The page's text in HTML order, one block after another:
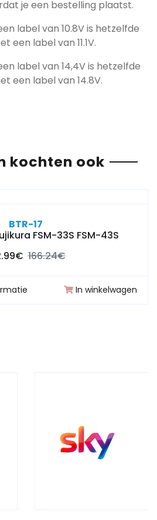
je een bestelling plaatst.
label van 10.8V is hetzelfde
een label van 11.1V.
label van 14,4V is hetzelfde
een label van 14.8V.
kochten ook
BTR-17
FSM-33S FSM-43S
166.24€
In winkelwagen